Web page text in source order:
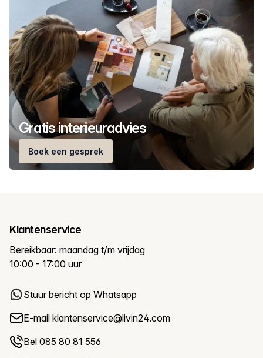
Gratis interieuradvies
Boek een gesprek
Klantenservice
Bereikbaar: maandag t/m vrijdag
10:00 - 17:00 uur
Stuur bericht op Whatsapp
E-mail klantenservice@livin24.com
Bel 085 80 81 556